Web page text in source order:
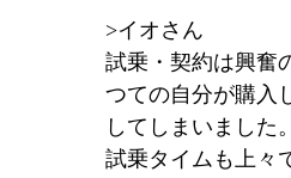
>イオさん
試乗・契約は興奮
つての自分が購入
してしまいました。
試乗タイムも上々